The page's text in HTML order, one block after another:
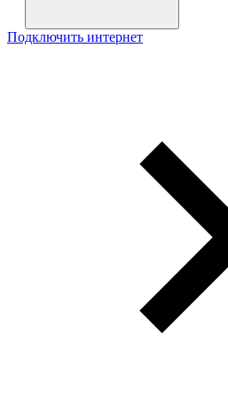
Подключить интернет